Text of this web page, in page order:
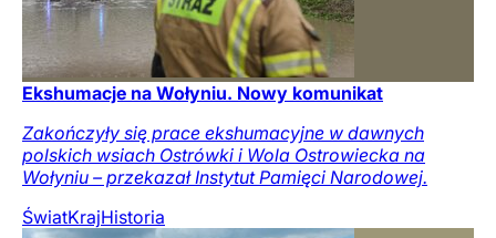
Ekshumacje na Wołyniu. Nowy komunikat
Zakończyły się prace ekshumacyjne w dawnych
polskich wsiach Ostrówki i Wola Ostrowiecka na
Wołyniu – przekazał Instytut Pamięci Narodowej.
ŚwiatKrajHistoria